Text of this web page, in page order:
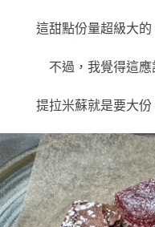
這甜點份量超級大的
不過，我覺得這應
提拉米蘇就是要大份